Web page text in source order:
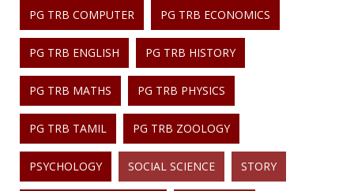
PG TRB COMPUTER PG TRB ECONOMICS
PG TRB ENGLISH PG TRB HISTORY
PG TRB MATHS PG TRB PHYSICS
PG TRB TAMIL PG TRB ZOOLOGY
PSYCHOLOGY SOCIAL SCIENCE STORY